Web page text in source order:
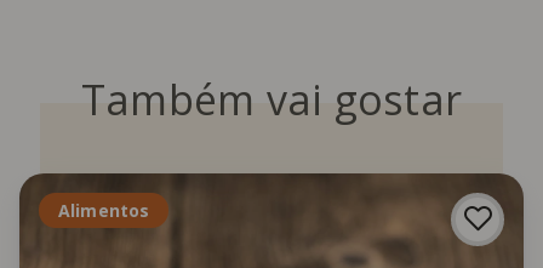
Também vai gostar
Alimentos